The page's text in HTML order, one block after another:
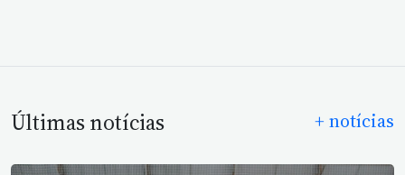
Últimas notícias + notícias